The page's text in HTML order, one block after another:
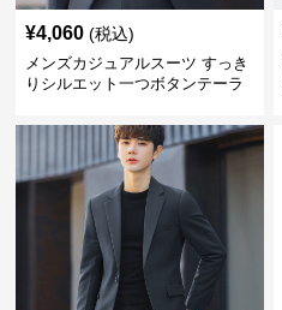
¥4,060 (税込)
メンズカジュアルスーツ すっき
りシルエット一つボタンテーラ